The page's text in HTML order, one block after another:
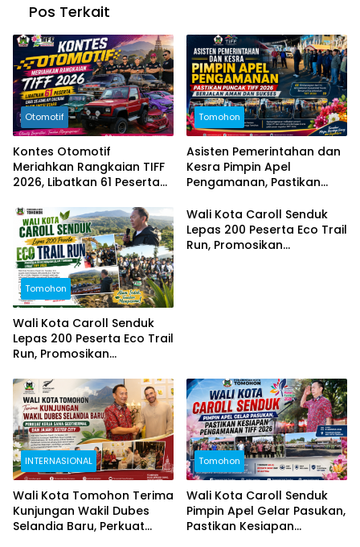
Pos Terkait
Otomotif
Kontes Otomotif
Meriahkan Rangkaian TIFF
2026, Libatkan 61 Peserta
Sulut
Tomohon
Asisten Pemerintahan dan
Kesra Pimpin Apel
Pengamanan, Pastikan
Aman dan Sukses
Tomohon
Wali Kota Caroll Senduk
Lepas 200 Peserta Eco Trail
Run, Promosikan
Lewat TIFF 2026
Wali Kota Caroll Senduk
Lepas 200 Peserta Eco Trail
Run, Promosikan
INTERNASIONAL
Wali Kota Tomohon Terima
Kunjungan Wakil Dubes
Selandia Baru, Perkuat
Tomohon
Wali Kota Caroll Senduk
Pimpin Apel Gelar Pasukan,
Pastikan Kesiapan